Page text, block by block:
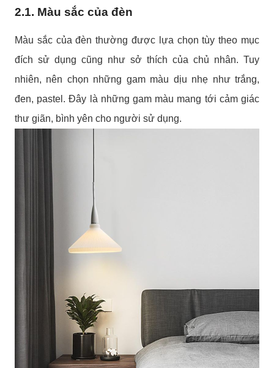
2.1. Màu sắc của đèn
Màu sắc của đèn thường được lựa chọn tùy theo mục
đích sử dụng cũng như sở thích của chủ nhân. Tuy
nhiên, nên chọn những gam màu dịu nhẹ như trắng,
đen, pastel. Đây là những gam màu mang tới cảm giác
thư giãn, bình yên cho người sử dụng.